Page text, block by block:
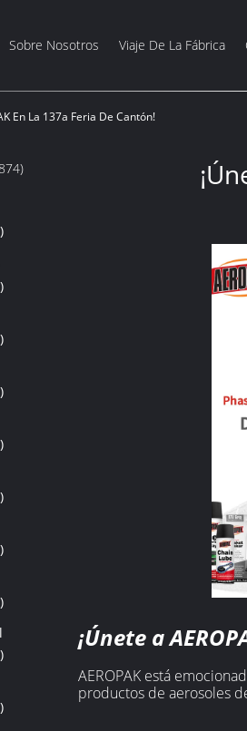
Sobre Nosotros Viaje De La Fábrica
En La 137a Feria De Cantón!
¡Únete a
AEROPAK está
productos de aerosoles